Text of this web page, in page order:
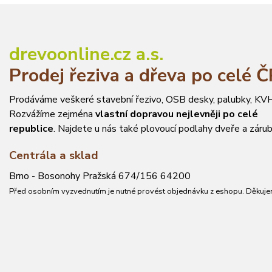
drevoonline.cz a.s.
Prodej řeziva a dřeva po celé
Prodáváme veškeré stavební řezivo, OSB desky, palubky,
Rozvážíme zejména vlastní dopravou nejlevněji po celé
republice. Najdete u nás také plovoucí podlahy dveře a
Centrála a sklad
Brno - Bosonohy Pražská 674/156 64200
Před osobním vyzvednutím je nutné provést objednávku z eshopu.